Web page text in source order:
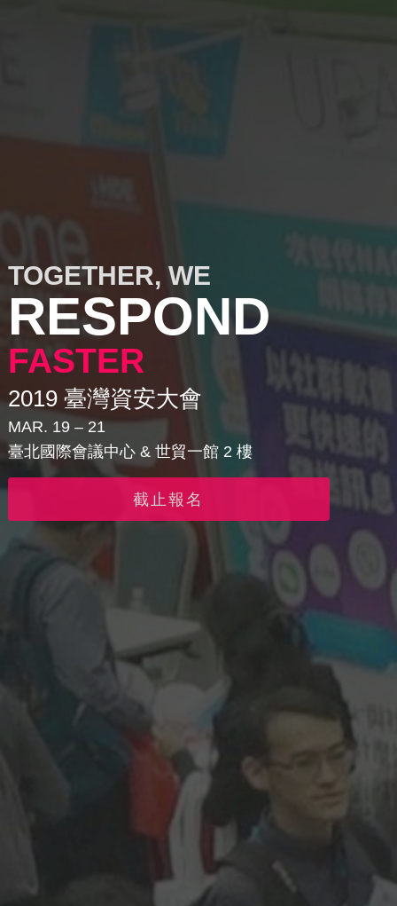
TOGETHER, WE
RESPOND
FASTER
2019 臺灣資安大會
MAR. 19 – 21
臺北國際會議中心 & 世貿一館 2 樓
截止報名